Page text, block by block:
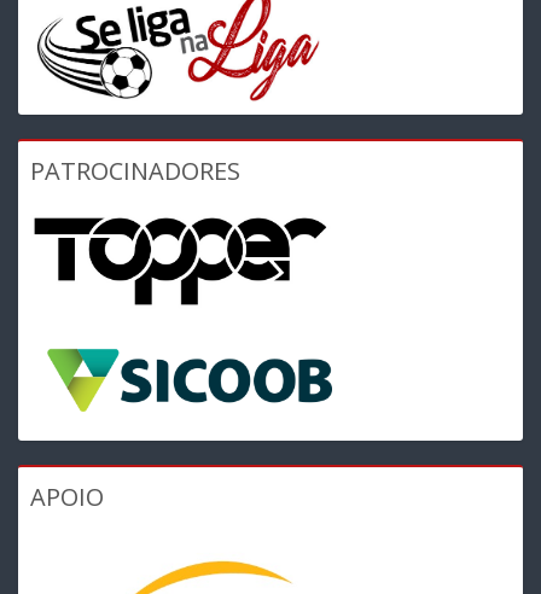
PATROCINADORES
APOIO